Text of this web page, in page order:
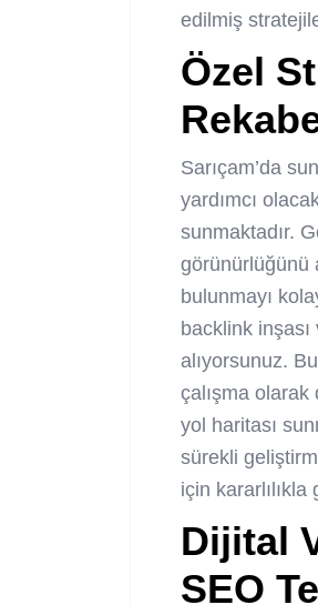
edilmiş
Özel
Sarıçam’da
yardımcı
sunmaktadır.
görünürlüğünü
bulunmayı
backlink
alıyorsunuz.
çalışma olarak
yol haritası
sürekli
için kararlılıkla
Dijital
SEO